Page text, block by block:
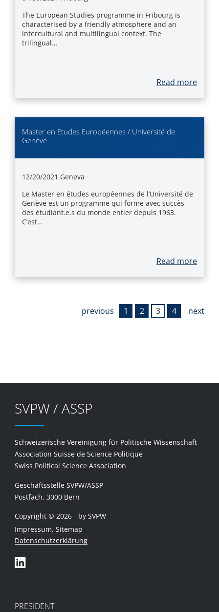
The European Studies programme in Fribourg is
characterised by a friendly atmosphere and an
intercultural and multilingual context. The
trilingual…
Read more
Master en Etudes Européennes / Université de
Genève
12/20/2021 Geneva
Le Master en études européennes de l’Université de
Genève est un programme qui forme avec succès
des étudiant.e.s du monde entier depuis 1963.
C’est…
Read more
previous 1 2 3 4 next
SVPW / ASSP
Schweizerische Vereinigung für Politische Wissenschaft
Association Suisse de Science Politique
Swiss Political Science Association
Geschäftsstelle SVPW/ASSP
Postfach, 3000 Bern
Copyright © 2026 - by SVPW
Impressum, Sitemap
Datenschutzerklärung
PRESIDENT